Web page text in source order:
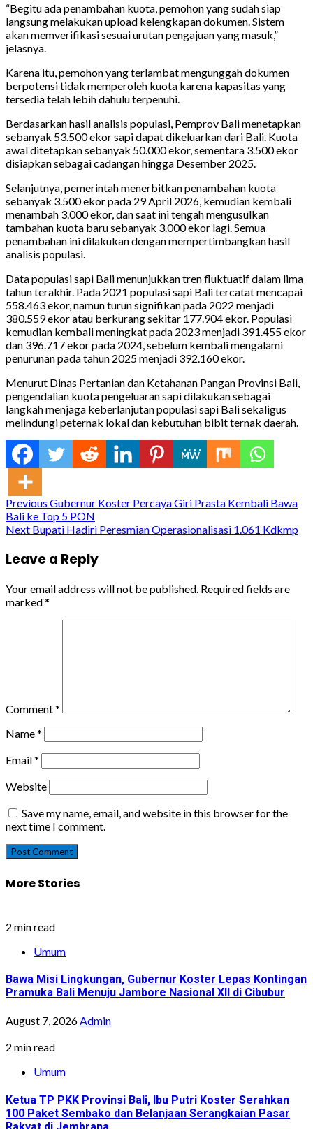
“Begitu ada penambahan kuota, pemohon yang sudah siap
langsung melakukan upload kelengkapan dokumen. Sistem
akan memverifikasi sesuai urutan pengajuan yang masuk,”
jelasnya.
Karena itu, pemohon yang terlambat mengunggah dokumen
berpotensi tidak memperoleh kuota karena kapasitas yang
tersedia telah lebih dahulu terpenuhi.
Berdasarkan hasil analisis populasi, Pemprov Bali menetapkan
sebanyak 53.500 ekor sapi dapat dikeluarkan dari Bali. Kuota
awal ditetapkan sebanyak 50.000 ekor, sementara 3.500 ekor
disiapkan sebagai cadangan hingga Desember 2025.
Selanjutnya, pemerintah menerbitkan penambahan kuota
sebanyak 3.500 ekor pada 29 April 2026, kemudian kembali
menambah 3.000 ekor, dan saat ini tengah mengusulkan
tambahan kuota baru sebanyak 3.000 ekor lagi. Semua
penambahan ini dilakukan dengan mempertimbangkan hasil
analisis populasi.
Data populasi sapi Bali menunjukkan tren fluktuatif dalam lima
tahun terakhir. Pada 2021 populasi sapi Bali tercatat mencapai
558.463 ekor, namun turun signifikan pada 2022 menjadi
380.559 ekor atau berkurang sekitar 177.904 ekor. Populasi
kemudian kembali meningkat pada 2023 menjadi 391.455 ekor
dan 396.717 ekor pada 2024, sebelum kembali mengalami
penurunan pada tahun 2025 menjadi 392.160 ekor.
Menurut Dinas Pertanian dan Ketahanan Pangan Provinsi Bali,
pengendalian kuota pengeluaran sapi dilakukan sebagai
langkah menjaga keberlanjutan populasi sapi Bali sekaligus
melindungi peternak lokal dan kebutuhan bibit ternak daerah.
Continue
Reading
Previous Gubernur Koster Percaya Giri Prasta Kembali Bawa
Bali ke Top 5 PON
Next Bupati Hadiri Peresmian Operasionalisasi 1.061 Kdkmp
Leave a Reply
Your email address will not be published. Required fields are
marked*
Comment*
Name*
Email*
Website
Save my name, email, and website in this browser for the
next time I comment.
More Stories
2 min read
Umum
Bawa Misi Lingkungan, Gubernur Koster Lepas Kontingan
Pramuka Bali Menuju Jambore Nasional XII di Cibubur
August 7, 2026Admin
2 min read
Umum
Ketua TP PKK Provinsi Bali, Ibu Putri Koster Serahkan
100 Paket Sembako dan Belanjaan Serangkaian Pasar
Rakyat di Jembrana